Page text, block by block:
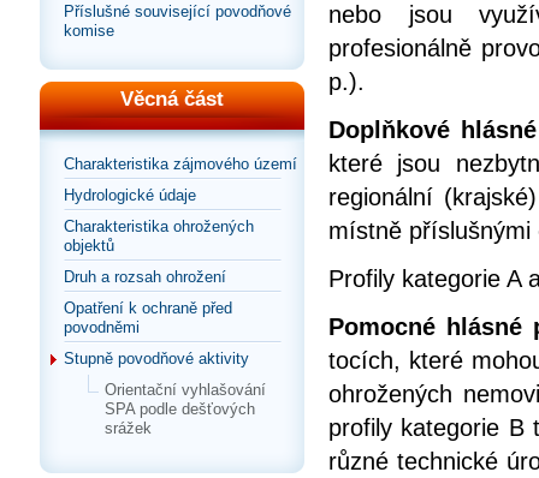
Příslušné související povodňové
komise
Věcná část
Charakteristika zájmového území
Hydrologické údaje
Charakteristika ohrožených
objektů
Druh a rozsah ohrožení
Opatření k ochraně před
povodněmi
Stupně povodňové aktivity
Orientační vyhlašování
SPA podle dešťových
srážek
nebo jsou
profesionálně
p.).
Doplňkové
které jsou
regionální
místně příslušnými
Profily kategorie A
Pomocné
tocích, které
ohrožených
profily kategorie B
různé technické